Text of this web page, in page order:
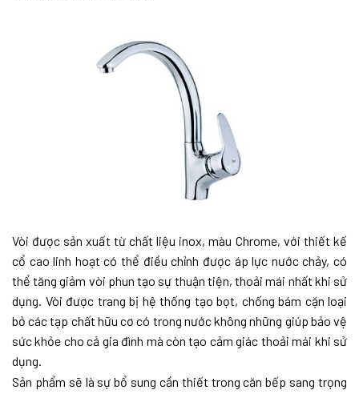
Vòi được sản xuất từ chất liệu inox, màu Chrome, với thiết kế
cổ cao linh hoạt có thể điều chỉnh được áp lực nước chảy, có
thể tăng giảm vòi phun tạo sự thuận tiện, thoải mái nhất khi sử
dụng. Vòi được trang bị hệ thống tạo bọt, chống bám cặn loại
bỏ các tạp chất hữu cơ có trong nước không những giúp bảo vệ
sức khỏe cho cả gia đình mà còn tạo cảm giác thoải mái khi sử
dụng.
Sản phẩm sẽ là sự bổ sung cần thiết trong căn bếp sang trọng